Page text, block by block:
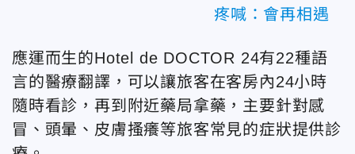
疼喊：會再相遇
應運而生的Hotel de DOCTOR 24有22種語
言的醫療翻譯，可以讓旅客在客房內24小時
隨時看診，再到附近藥局拿藥，主要針對感
冒、頭暈、皮膚搔癢等旅客常見的症狀提供診